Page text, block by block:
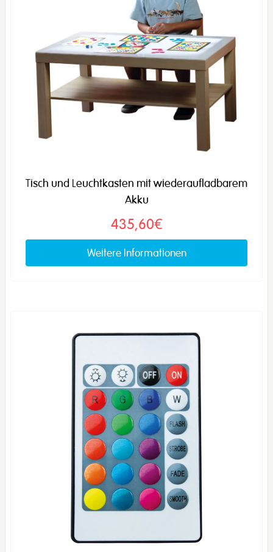
Tisch und Leuchtkasten mit wiederaufladbarem
Akku
435,60€
Weitere Informationen